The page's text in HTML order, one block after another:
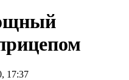
17:37